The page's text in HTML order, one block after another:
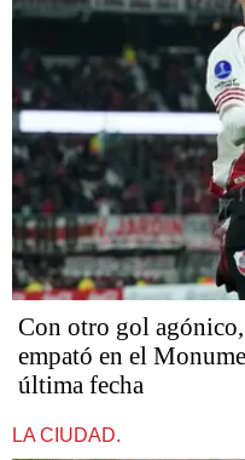
Con otro gol
empató en el
última fecha
LA CIUDAD.